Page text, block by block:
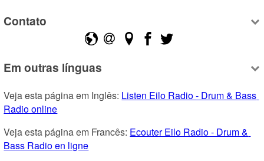
Contato
Em outras línguas
Veja esta página em Inglês: Listen Eilo Radio - Drum & Bass
Radio online
Veja esta página em Francês: Ecouter Eilo Radio - Drum &
Bass Radio en ligne